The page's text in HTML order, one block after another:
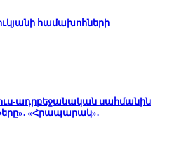
համախոհների
ադրբեջանական սահմանին
«Հրապարակ».